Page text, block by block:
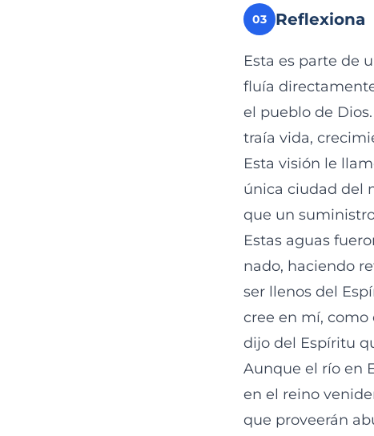
03 Reflexiona
Esta es parte de
fluía
el pueblo de
traía vida,
Esta visión le
única ciudad del
que un
Estas aguas
nado, haciendo
ser llenos del
cree en mí, como
dijo del Espíritu
Aunque el río en
en el reino
que proveerán